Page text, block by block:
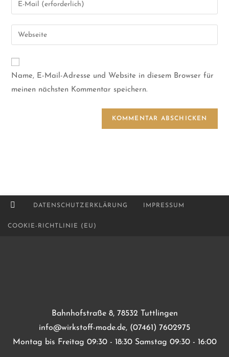
Name, E-Mail-Adresse und Website in diesem Browser für
meinen nächsten Kommentar speichern.
DATENSCHUTZERKLÄRUNG IMPRESSUM
COOKIE-RICHTLINIE (EU)
Bahnhofstraße 8, 78532 Tuttlingen
info@wirkstoff-mode.de, (07461) 7602975
Montag bis Freitag 09:30 - 18:30 Samstag 09:30 - 16:00